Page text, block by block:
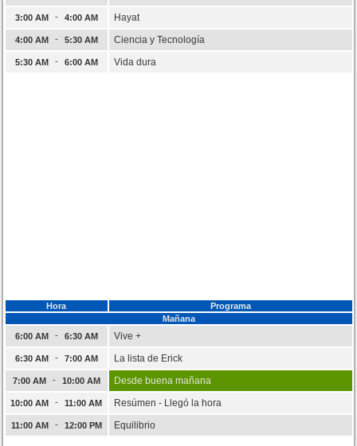
3:00 AM - 4:00 AM Hayat
4:00 AM - 5:30 AM Ciencia y Tecnología
5:30 AM - 6:00 AM Vida dura
Hora
Programa
Mañana
6:00 AM
- 6:30 AM Vive +
6:30 AM - 7:00 AM La lista de Erick
7:00 AM - 10:00 AM Desde buena mañana
10:00 AM - 11:00 AM Resúmen - Llegó la hora
11:00 AM - 12:00 PM Equilibrio